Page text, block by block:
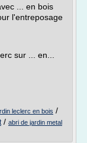
... en bois
l'entreposage
sur ... en...
leclerc en bois /
/ abri de jardin metal